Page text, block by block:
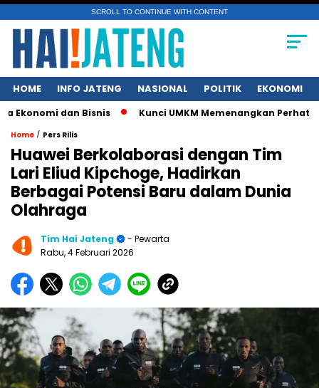
SCROLL TO CONTINUE WITH CONTENT
HOME INFO JATENG NASIONAL POLITIK EKONOMI
dan Bisnis Kunci UMKM Memenangkan Perhatian Media
Home / Pers Rilis
Huawei Berkolaborasi dengan Tim
Lari Eliud Kipchoge, Hadirkan
Berbagai Potensi Baru dalam Dunia
Olahraga
Tim Hai Jateng
- Pewarta
Rabu, 4 Februari 2026